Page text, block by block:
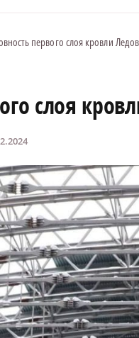
первого слоя кровли
слоя